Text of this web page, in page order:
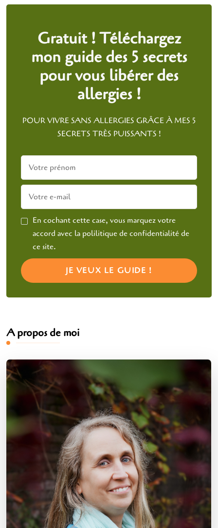
Gratuit ! Téléchargez
mon guide des 5 secrets
pour vous libérer des
allergies !
POUR VIVRE SANS ALLERGIES GRÂCE À MES 5
SECRETS TRÈS PUISSANTS !
En cochant cette case, vous marquez votre
accord avec la polilitique de confidentialité de
ce site.
A propos de moi